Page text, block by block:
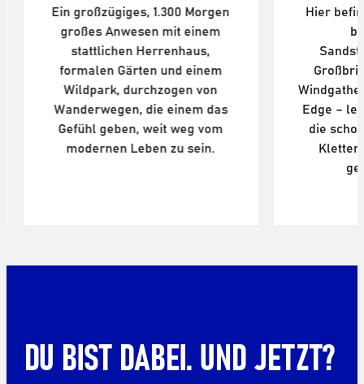
Ein großzügiges, 1.300 Morgen
großes Anwesen mit einem
stattlichen Herrenhaus,
formalen Gärten und einem
Wildpark, durchzogen von
Wanderwegen, die einem das
Gefühl geben, weit weg vom
modernen Leben zu sein.
Hier
Edge –
die
DU BIST DABEI. UND JETZT?